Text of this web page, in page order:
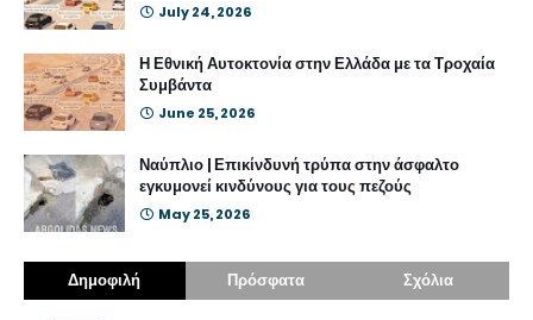
July 24, 2026
Η Εθνική Αυτοκτονία στην Ελλάδα με τα Τροχαία
Συμβάντα
June 25, 2026
Ναύπλιο | Επικίνδυνή τρύπα στην άσφαλτο
εγκυμονεί κινδύνους για τους πεζούς
May 25, 2026
Δημοφιλή Πρόσφατα Σχόλια